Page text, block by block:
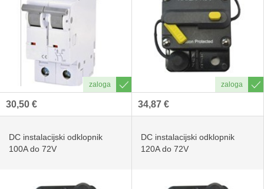
30,50 € 34,87 €
DC instalacijski odklopnik
100A do 72V
DC instalacijski odklopnik
120A do 72V